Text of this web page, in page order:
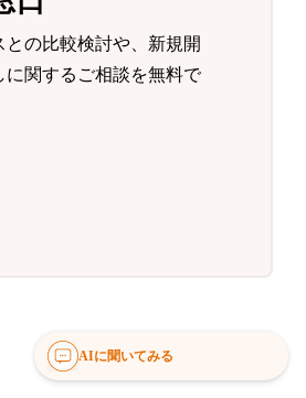
との比較検討や、新規開
に関するご相談を無料で
AIに聞いてみる